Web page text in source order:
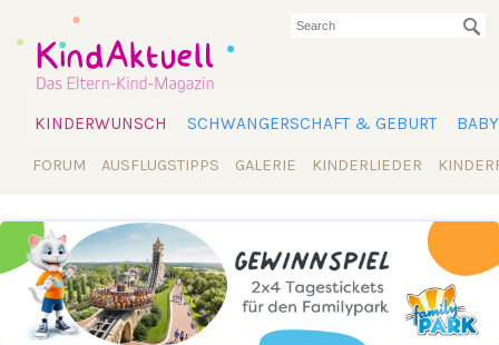
KINDERWUNSCH SCHWANGERSCHAFT & GEBURT
FORUM AUSFLUGSTIPPS GALERIE KINDERLIEDER